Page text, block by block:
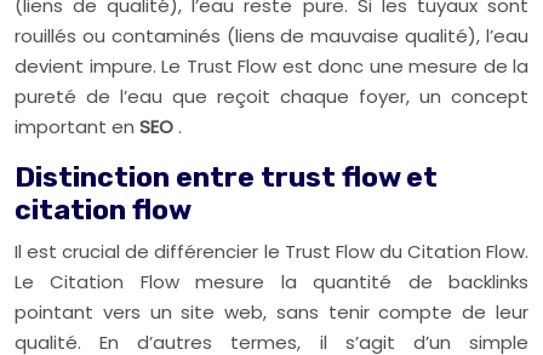
(liens de qualité), l’eau reste pure. Si les tuyaux sont
rouillés ou contaminés (liens de mauvaise qualité), l’eau
devient impure. Le Trust Flow est donc une mesure de la
pureté de l’eau que reçoit chaque foyer, un concept
important en SEO.
Distinction entre trust flow et
citation flow
Il est crucial de différencier le Trust Flow du Citation Flow.
Le Citation Flow mesure la quantité de backlinks
pointant vers un site web, sans tenir compte de leur
qualité. En d’autres termes, il s’agit d’un simple